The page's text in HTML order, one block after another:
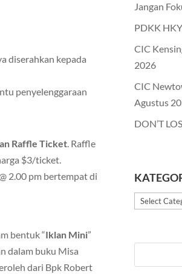
diserahkan kepada
penyelenggaraan
Raffle Ticket. Raffle
$3/ticket.
2.00 pm bertempat di
bentuk “Iklan Mini”
dalam buku Misa
dari Bpk Robert
Jangan
PDKK
CIC
2026
CIC
Agustus
DON’T
Kategori